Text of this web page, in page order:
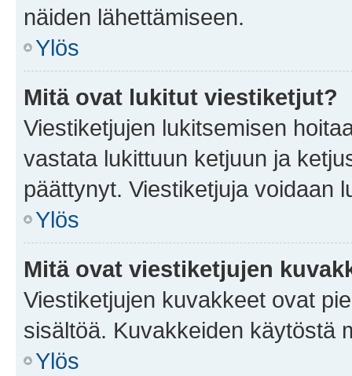
näiden lähettämiseen.
Ylös
Mitä ovat lukitut viestiketjut?
Viestiketjujen lukitsemisen
vastata lukittuun ketjuun ja
päättynyt. Viestiketjuja voidaan
Ylös
Mitä ovat viestiketjujen
Viestiketjujen kuvakkeet ovat
sisältöä. Kuvakkeiden käytöstä
Ylös